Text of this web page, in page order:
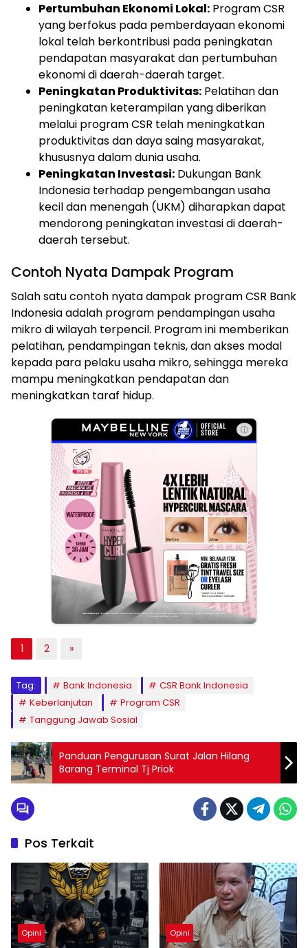
Pertumbuhan Ekonomi Lokal: Program CSR
yang berfokus pada pemberdayaan ekonomi
lokal telah berkontribusi pada peningkatan
pendapatan masyarakat dan pertumbuhan
ekonomi di daerah-daerah target.
Peningkatan Produktivitas: Pelatihan dan
peningkatan keterampilan yang diberikan
melalui program CSR telah meningkatkan
produktivitas dan daya saing masyarakat,
khususnya dalam dunia usaha.
Peningkatan Investasi: Dukungan Bank
Indonesia terhadap pengembangan usaha
kecil dan menengah (UKM) diharapkan dapat
mendorong peningkatan investasi di daerah-
daerah tersebut.
Contoh Nyata Dampak Program
Salah satu contoh nyata dampak program CSR Bank
Indonesia adalah program pendampingan usaha
mikro di wilayah terpencil. Program ini memberikan
pelatihan, pendampingan teknis, dan akses modal
kepada para pelaku usaha mikro, sehingga mereka
mampu meningkatkan pendapatan dan
meningkatkan taraf hidup.
ⓘ
1 2 »
Tag: Bank Indonesia
CSR Bank Indonesia
Keberlanjutan
Program CSR
Tanggung Jawab Sosial
Panduan Pengurusan Surat Jalan Hilang
Barang Terminal Tj Priok
Pos Terkait
Opini Opini